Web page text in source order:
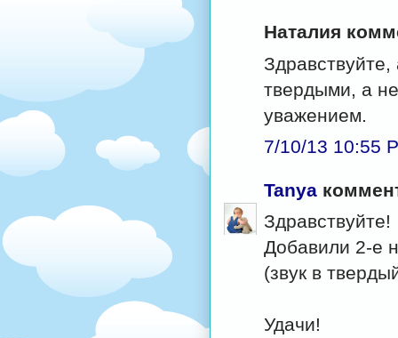
Наталия
твердыми, а
уважением.
7/10/13 10:55
Tanya
Здравствуйте!
Добавили 2-е
(звук в
Удачи!